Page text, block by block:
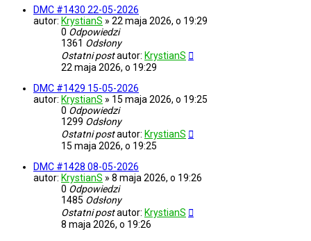
DMC #1430 22-05-2026
autor: KrystianS » 22 maja 2026, o 19:29
0 Odpowiedzi
1361 Odsłony
Ostatni postautor: KrystianS
22 maja 2026, o 19:29
DMC #1429 15-05-2026
autor: KrystianS » 15 maja 2026, o 19:25
0 Odpowiedzi
1299 Odsłony
Ostatni postautor: KrystianS
15 maja 2026, o 19:25
DMC #1428 08-05-2026
autor: KrystianS » 8 maja 2026, o 19:26
0 Odpowiedzi
1485 Odsłony
Ostatni postautor: KrystianS
8 maja 2026, o 19:26